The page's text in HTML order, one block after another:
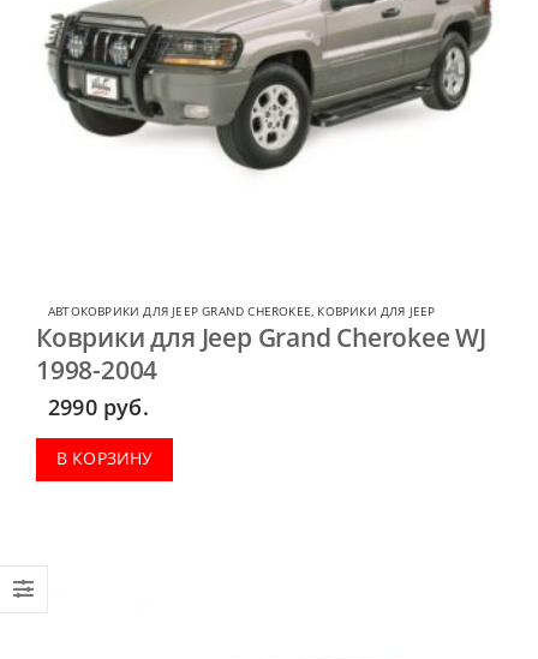
АВТОКОВРИКИ ДЛЯ JEEP GRAND CHEROKEE, КОВРИКИ ДЛЯ JEEP
Коврики для Jeep Grand Cherokee WJ
1998-2004
2990 руб.
В КОРЗИНУ